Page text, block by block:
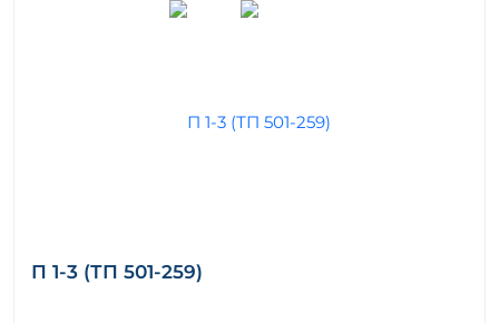
П 1-3 (ТП 501-259)